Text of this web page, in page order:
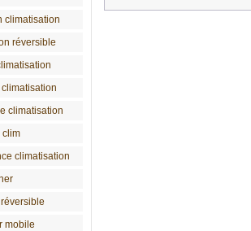
climatisation
réversible
climatisation
clim
climatisation
mobile